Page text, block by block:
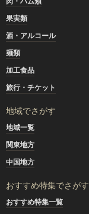
果実類
酒・アルコール
麺類
加工食品
旅行・チケット
地域でさがす
地域一覧
関東地方
中国地方
おすすめ特集でさがす
おすすめ特集一覧